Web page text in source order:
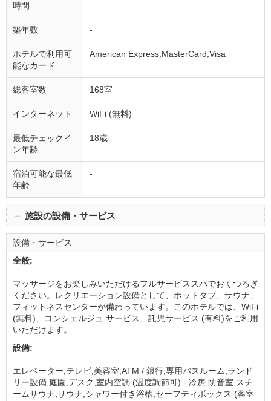
時間
築年数 -
ホテルで利用可
能なカード
American Express,MasterCard,Visa
総客室数 168室
インターネット WiFi (無料)
最低チェックイ
ン年齢
18歳
宿泊可能な最低
年齢
-
－ 施設の設備・サービス
設備・サービス
全般:
マッサージをお楽しみいただけるフルサービススパでおくつろぎ
ください。レクリエーション設備として、ホットタブ、サウナ、
フィットネスセンターが備わっています。このホテルでは、WiFi
(無料)、コンシェルジュ サービス、託児サービス (有料)をご利用
いただけます。
設備:
エレベーター,テレビ,美容室,ATM / 銀行,専用バスルーム,ランド
リー設備,庭園,デスク,室内空調 (温度調節可) - 冷房,防音室,スチ
ームサウナ,サウナ,シャワー付き浴槽,セーフティボックス (客室